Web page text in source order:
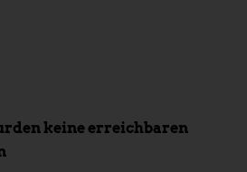
keine erreichbaren